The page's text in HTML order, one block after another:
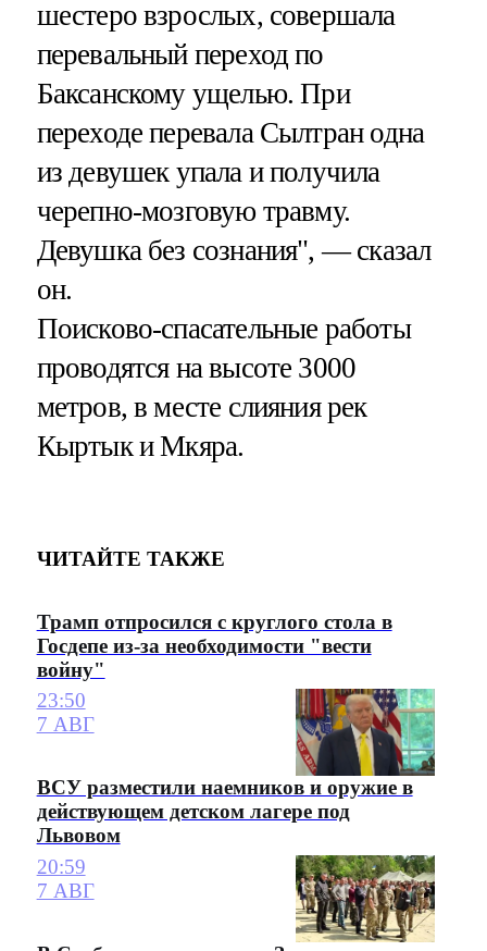
шестеро взрослых, совершала
перевальный переход по
Баксанскому ущелью. При
переходе перевала Сылтран одна
из девушек упала и получила
черепно-мозговую травму.
Девушка без сознания", — сказал
он.
Поисково-спасательные работы
проводятся на высоте 3000
метров, в месте слияния рек
Кыртык и Мкяра.
ЧИТАЙТЕ ТАКЖЕ
Трамп отпросился с круглого стола в
Госдепе из-за необходимости "вести
войну"
23:50
7 АВГ
ВСУ разместили наемников и оружие в
действующем детском лагере под
Львовом
20:59
7 АВГ